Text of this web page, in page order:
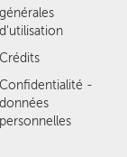
générales
d'utilisation
Crédits
Confidentialité -
données
personnelles